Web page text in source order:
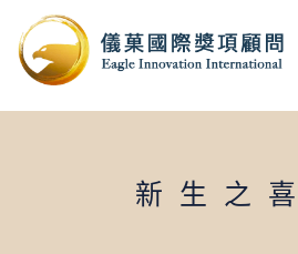
the
content
新生之喜